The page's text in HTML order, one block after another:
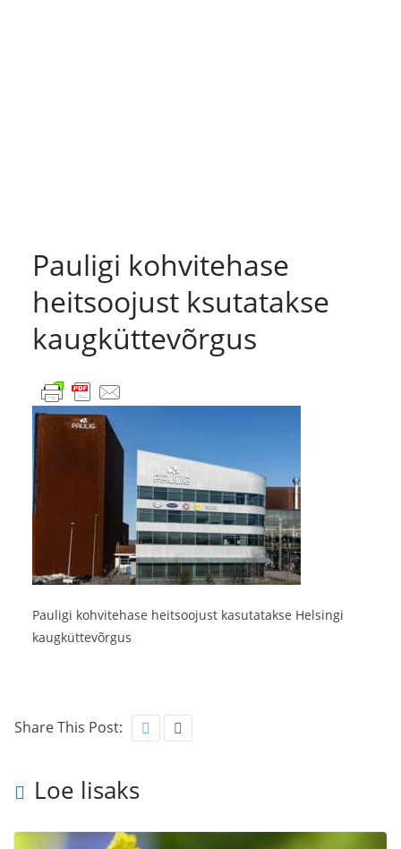
Pauligi kohvitehase
heitsoojust ksutatakse
kaugküttevõrgus
Pauligi kohvitehase heitsoojust kasutatakse Helsingi
kaugküttevõrgus
Share This Post:
Loe lisaks